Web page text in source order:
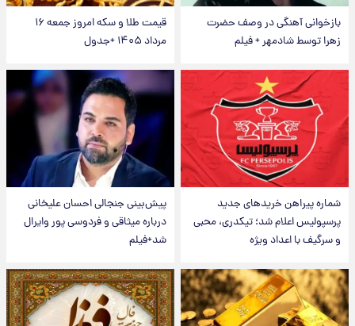
بازخوانی آهنگی در وصف حضرت
زهرا توسط شادمهر + فیلم
قیمت طلا و سکه امروز جمعه ۱۶
مرداد ۱۴۰۵ +جدول
شماره پیراهن خریدهای جدید
پرسپولیس اعلام شد؛ تیکدری، محبی
و سرگیف با اعداد ویژه
پیش‌بینی جنجالی احسان علیخانی
درباره میثاقی و فردوسی پور وایرال
شد+فیلم